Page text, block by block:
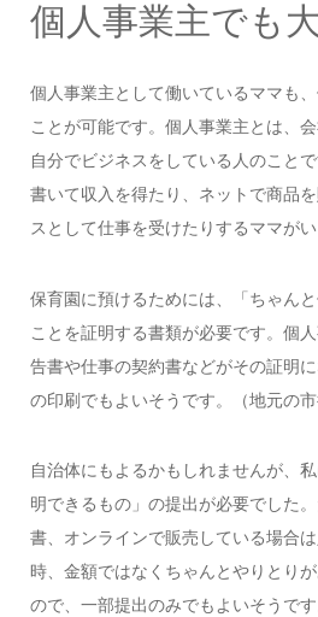
個人事業主でも
個人事業主として働いているママも
ことが可能です。個人事業主とは、
自分でビジネスをしている人のこと
書いて収入を得たり、ネットで商品
スとして仕事を受けたりするママがい
保育園に預けるためには、「ちゃん
ことを証明する書類が必要です。個
告書や仕事の契約書などがその証明
の印刷でもよいそうです。（地元の市
自治体にもよるかもしれませんが、
明できるもの」の提出が必要でした
書、オンラインで販売している場合
時、金額ではなくちゃんとやりとり
ので、一部提出のみでもよいそうです